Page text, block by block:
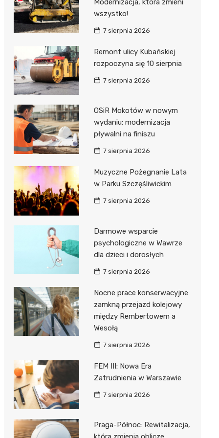
Modernizacja, która zmieni
wszystko!
7 sierpnia 2026
Remont ulicy Kubańskiej
rozpoczyna się 10 sierpnia
7 sierpnia 2026
OSiR Mokotów w nowym
wydaniu: modernizacja
pływalni na finiszu
7 sierpnia 2026
Muzyczne Pożegnanie Lata
w Parku Szczęśliwickim
7 sierpnia 2026
Darmowe wsparcie
psychologiczne w Wawrze
dla dzieci i dorosłych
7 sierpnia 2026
Nocne prace konserwacyjne
zamkną przejazd kolejowy
między Rembertowem a
Wesołą
7 sierpnia 2026
FEM III: Nowa Era
Zatrudnienia w Warszawie
7 sierpnia 2026
Praga-Północ: Rewitalizacja,